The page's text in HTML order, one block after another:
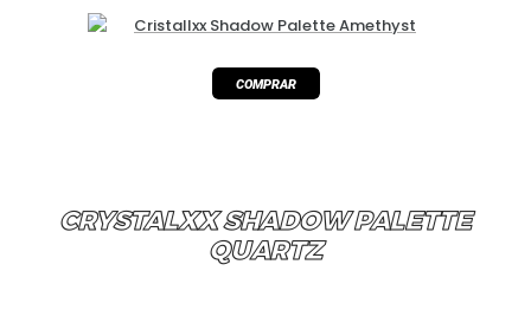
CRYSTALXX SHADOW PALETTE
QUARTZ